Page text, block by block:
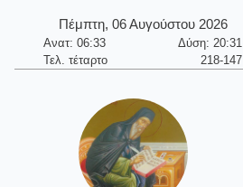
Πέμπτη, 06 Αυγούστου 2026
Ανατ: 06:33
Δύση: 20:31
Τελ. τέταρτο
218-147